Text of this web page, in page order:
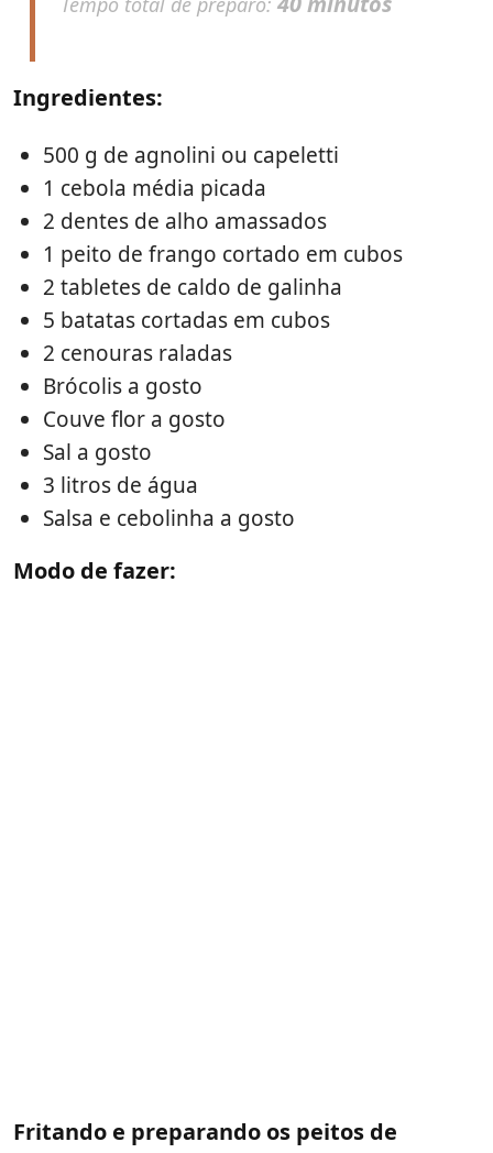
Ingredientes:
500 g de agnolini ou capeletti
1 cebola média picada
2 dentes de alho amassados
1 peito de frango cortado em cubos
2 tabletes de caldo de galinha
5 batatas cortadas em cubos
2 cenouras raladas
Brócolis a gosto
Couve flor a gosto
Sal a gosto
3 litros de água
Salsa e cebolinha a gosto
Modo de fazer:
Fritando e preparando os peitos de